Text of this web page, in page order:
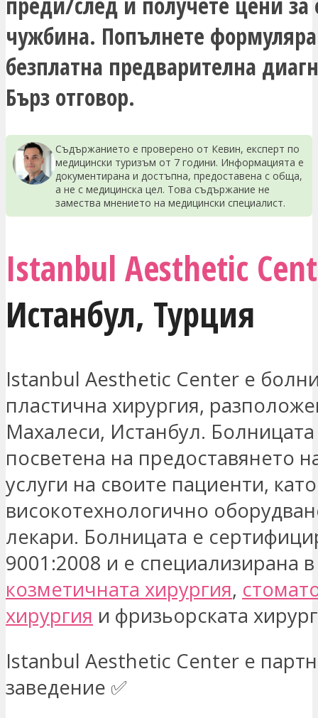
чужбина. Попълнете
безплатна предварителна
Бърз отговор.
Съдържанието е проверено от Кевин, експерт по
медицински туризъм от 7 години. Информацията е
документирана и достъпна, предоставена с обща,
а не с медицинска цел. Това съдържание не
замества мнението на медицински специалист.
Istanbul Aesthetic
Истанбул, Турция
Istanbul Aesthetic Center е
пластична хирургия,
Махалеси, Истанбул.
посветена на предоставянето
услуги на своите пациенти,
високотехнологично
лекари. Болницата е
9001:2008 и е специализирана в
козметичната хирургия,
хирургия и фризьорската
Istanbul Aesthetic Center е
заведение ✅